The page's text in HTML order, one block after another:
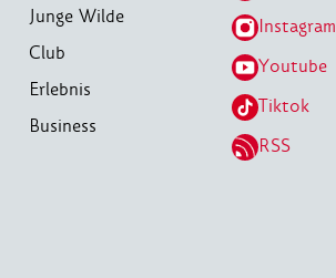
Junge Wilde
Club
Erlebnis
Business
Instagram
Youtube
Tiktok
RSS